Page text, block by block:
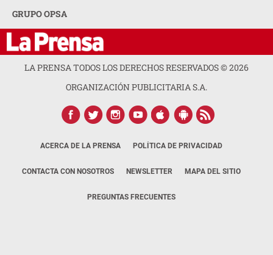
GRUPO OPSA
LA PRENSA TODOS LOS DERECHOS RESERVADOS ©2026
ORGANIZACIÓN PUBLICITARIA S.A.
ACERCA DE LA PRENSA POLÍTICA DE PRIVACIDAD
CONTACTA CON NOSOTROS NEWSLETTER MAPA DEL SITIO
PREGUNTAS FRECUENTES